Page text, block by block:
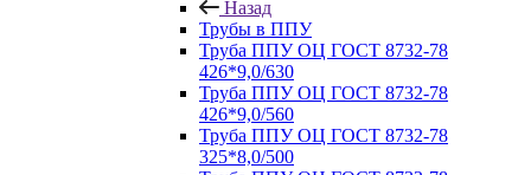
Назад
Трубы в ППУ
Труба ППУ ОЦ ГОСТ 8732-78
426*9,0/630
Труба ППУ ОЦ ГОСТ 8732-78
426*9,0/560
Труба ППУ ОЦ ГОСТ 8732-78
325*8,0/500